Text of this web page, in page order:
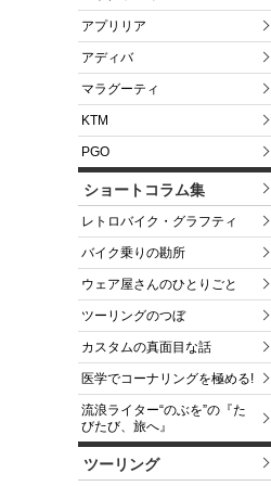
アプリリア
アディバ
マラグーティ
KTM
PGO
ショートコラム集
レトロバイク・グラフティ
バイク乗りの勘所
ウェア屋さんのひとりごと
ツーリングのつぼ
カスタムの真面目な話
医学でコーナリングを極める!
流浪ライター“のぶを”の『た
びたび、旅へ』
ツーリング